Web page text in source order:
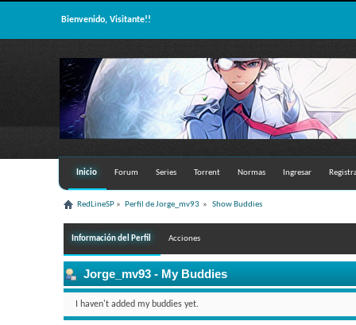
Bienvenido, Visitante!!
Inicio Forum Series Torrent Normas Ingresar
RedLineSP » Perfil de Jorge_mv93 » Show Buddies
Información del Perfil Acciones
Jorge_mv93- My Buddies
I haven't added my buddies yet.